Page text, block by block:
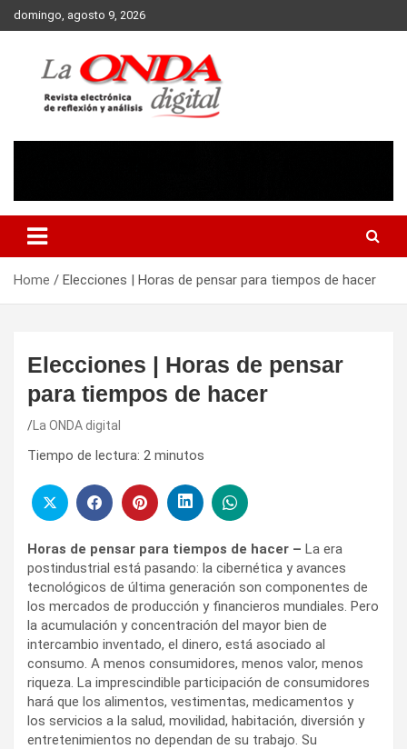
Skip
to
domingo, agosto 9, 2026
Home Elecciones | Horas de pensar para tiempos de hacer
Elecciones | Horas de pensar
para tiempos de hacer
La ONDA digital
Tiempo de lectura: 2 minutos
Horas de pensar para tiempos de hacer – La era
postindustrial está pasando: la cibernética y avances
tecnológicos de última generación son componentes de
los mercados de producción y financieros mundiales. Pero
la acumulación y concentración del mayor bien de
intercambio inventado, el dinero, está asociado al
consumo. A menos consumidores, menos valor, menos
riqueza. La imprescindible participación de consumidores
hará que los alimentos, vestimentas, medicamentos y
los servicios a la salud, movilidad, habitación, diversión y
entretenimientos no dependan de su trabajo. Su